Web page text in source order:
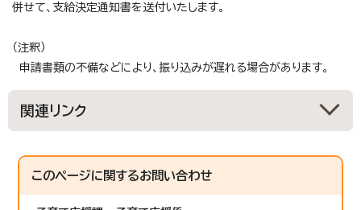
併せて、支給決定通知書を送付いたします。
（注釈）
申請書類の不備などにより、振り込みが遅れる場合があります。
関連リンク
このページに関するお問い合わせ